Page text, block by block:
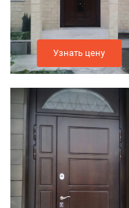
Узнать цену